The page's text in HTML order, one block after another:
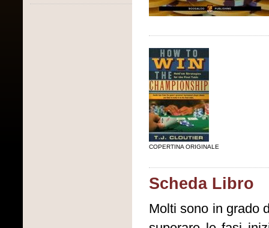
COPERTINA ORIGINALE
Scheda Libro
Molti sono in grado